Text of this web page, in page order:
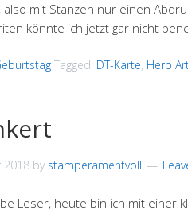
mit Stanzen nur einen
könnte ich jetzt gar nicht
Tagged: DT-Karte, Hero
2018 by stamperamentvoll
Leser, heute bin ich mit einer